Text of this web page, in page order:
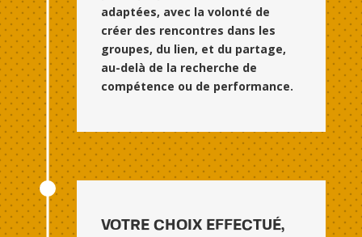
adaptées, avec la volonté de
créer des rencontres dans les
groupes, du lien, et du partage,
au-delà de la recherche de
compétence ou de performance.
VOTRE CHOIX EFFECTUÉ,